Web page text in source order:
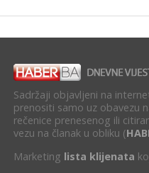
Sadržaji objavljeni na
prenositi samo uz obavezu
rečenice prenesenog ili
vezu na članak u obliku (
Marketing lista klijenata